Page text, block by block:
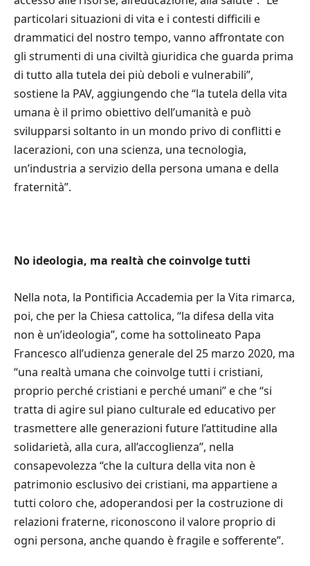
particolari situazioni di vita e i contesti difficili e
drammatici del nostro tempo, vanno affrontate con
gli strumenti di una civiltà giuridica che guarda prima
di tutto alla tutela dei più deboli e vulnerabili”,
sostiene la PAV, aggiungendo che “la tutela della vita
umana è il primo obiettivo dell’umanità e può
svilupparsi soltanto in un mondo privo di conflitti e
lacerazioni, con una scienza, una tecnologia,
un’industria a servizio della persona umana e della
fraternità”.
No ideologia, ma realtà che coinvolge tutti
Nella nota, la Pontificia Accademia per la Vita rimarca,
poi, che per la Chiesa cattolica, “la difesa della vita
non è un’ideologia”, come ha sottolineato Papa
Francesco all’udienza generale del 25 marzo 2020, ma
“una realtà umana che coinvolge tutti i cristiani,
proprio perché cristiani e perché umani” e che “si
tratta di agire sul piano culturale ed educativo per
trasmettere alle generazioni future l’attitudine alla
solidarietà, alla cura, all’accoglienza”, nella
consapevolezza “che la cultura della vita non è
patrimonio esclusivo dei cristiani, ma appartiene a
tutti coloro che, adoperandosi per la costruzione di
relazioni fraterne, riconoscono il valore proprio di
ogni persona, anche quando è fragile e sofferente”.